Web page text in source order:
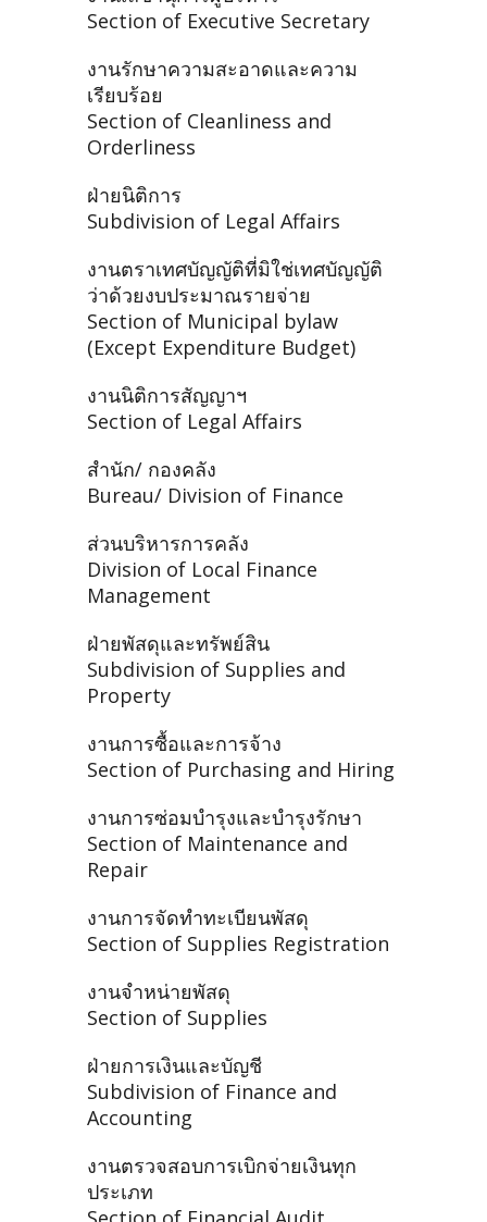
Section of Executive Secretary
งานรักษาความสะอาดและความ
เรียบร้อย
Section of Cleanliness and
Orderliness
ฝ่ายนิติการ
Subdivision of Legal Affairs
งานตราเทศบัญญัติที่มิใช่เทศบัญญัติ
ว่าด้วยงบประมาณรายจ่าย
Section of Municipal bylaw
(Except Expenditure Budget)
งานนิติการสัญญาฯ
Section of Legal Affairs
สำนัก/ กองคลัง
Bureau/ Division of Finance
ส่วนบริหารการคลัง
Division of Local Finance
Management
ฝ่ายพัสดุและทรัพย์สิน
Subdivision of Supplies and
Property
งานการซื้อและการจ้าง
Section of Purchasing and Hiring
งานการซ่อมบำรุงและบำรุงรักษา
Section of Maintenance and
Repair
งานการจัดทำทะเบียนพัสดุ
Section of Supplies Registration
งานจำหน่ายพัสดุ
Section of Supplies
ฝ่ายการเงินและบัญชี
Subdivision of Finance and
Accounting
งานตรวจสอบการเบิกจ่ายเงินทุก
ประเภท